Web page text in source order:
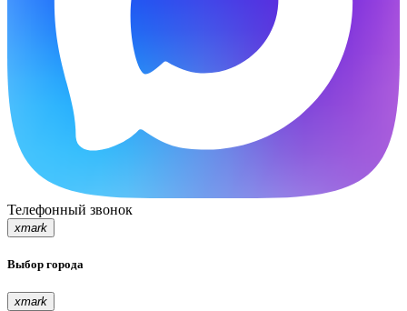
Телефонный звонок
xmark
Выбор города
xmark